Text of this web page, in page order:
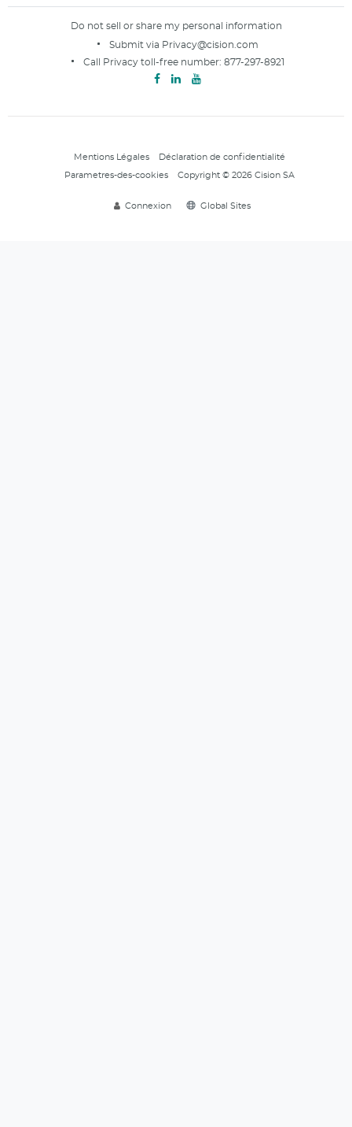
Do not sell or share my personal information
Submit via Privacy@cision.com
Call Privacy toll-free number: 877-297-8921
Mentions Légales Déclaration de confidentialité
Parametres-des-cookies Copyright © 2026 Cision SA
Connexion Global Sites